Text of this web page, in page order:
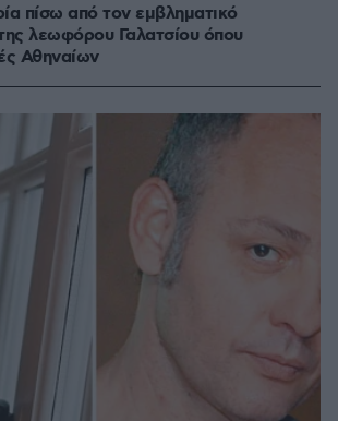
πίσω από τον εμβληματικό
λεωφόρου Γαλατσίου όπου
Αθηναίων